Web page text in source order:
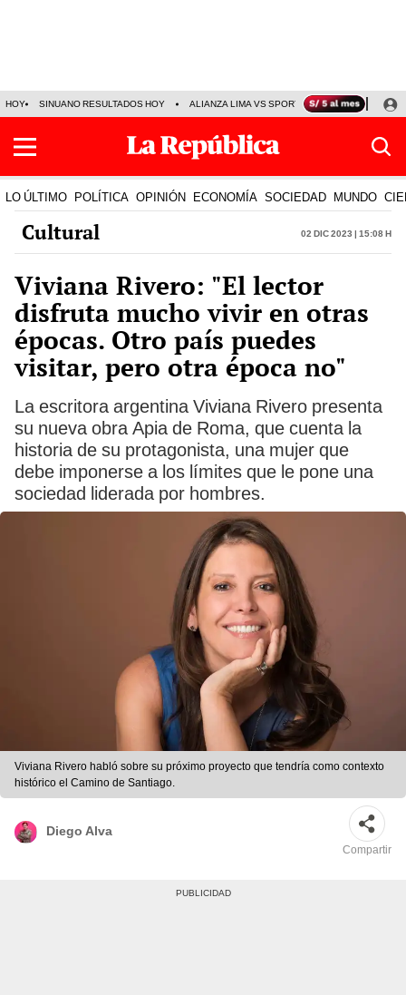
HOY SINUANO RESULTADOS HOY ALIANZA LIMA VS SPORT BOYS JORGE
LO ÚLTIMO POLÍTICA OPINIÓN ECONOMÍA SOCIEDAD MUNDO
Cultural 02 Dic 2023 | 15:08 h
Viviana Rivero: "El lector
disfruta mucho vivir en otras
épocas. Otro país puedes
visitar, pero otra época no"
La escritora argentina Viviana Rivero presenta
su nueva obra Apia de Roma, que cuenta la
historia de su protagonista, una mujer que
debe imponerse a los límites que le pone una
sociedad liderada por hombres.
Viviana Rivero habló sobre su próximo proyecto que tendría como contexto
histórico el Camino de Santiago.
Diego Alva
Compartir